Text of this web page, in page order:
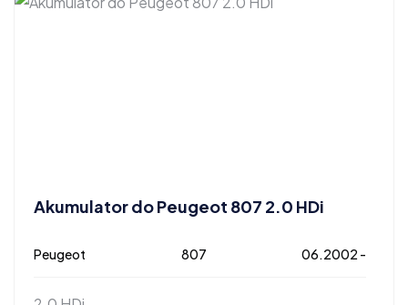
Akumulator do Peugeot 807 2.0 HDi
Peugeot 807 06.2002 -